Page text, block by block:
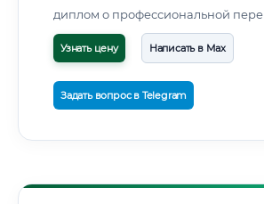
диплом о профессиональной
Узнать цену Написать в Max
Задать вопрос в Telegram